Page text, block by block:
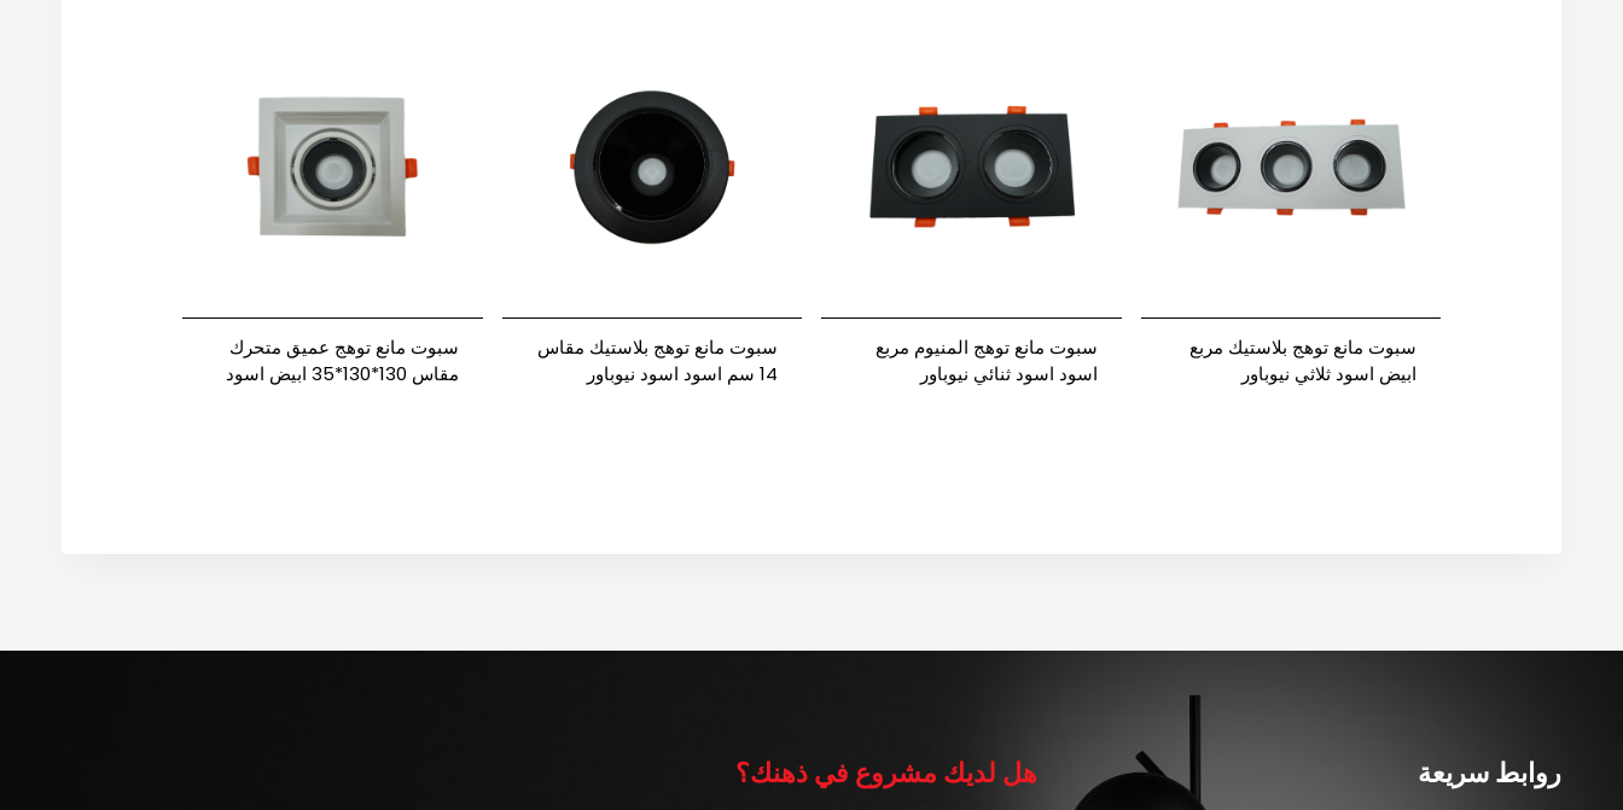
سبوت مانع توهج بلاستيك مربع
ابيض اسود ثلاثي نيوباور
سبوت مانع توهج المنيوم مربع
اسود اسود ثنائي نيوباور
سبوت مانع توهج بلاستيك مقاس
14 سم اسود اسود نيوباور
سبوت مانع توهج عميق متحرك
مقاس 130*130*35 ابيض اسود
روابط سريعة هل لديك مشروع في ذهنك؟